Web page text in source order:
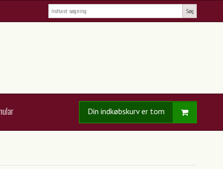
Søg
Din indkøbskurv er tom